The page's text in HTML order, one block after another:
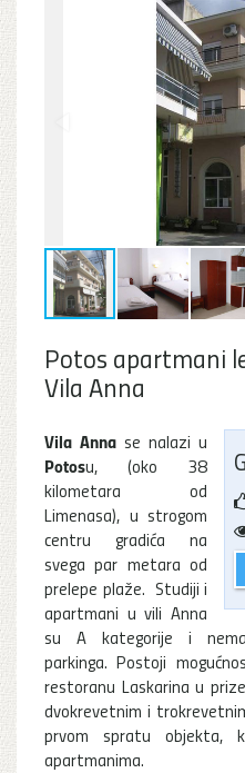
Potos apartmani
Vila Anna
Vila Anna se nalazi u
Potosu, (oko 38
kilometara od
Limenasa), u strogom
centru gradića na
svega par metara od
prelepe plaže. Studiji i
apartmani u vili Anna
su A kategorije i
parkinga. Postoji
restoranu Laskarina u
dvokrevetnim i
prvom spratu objekta,
apartmanima.